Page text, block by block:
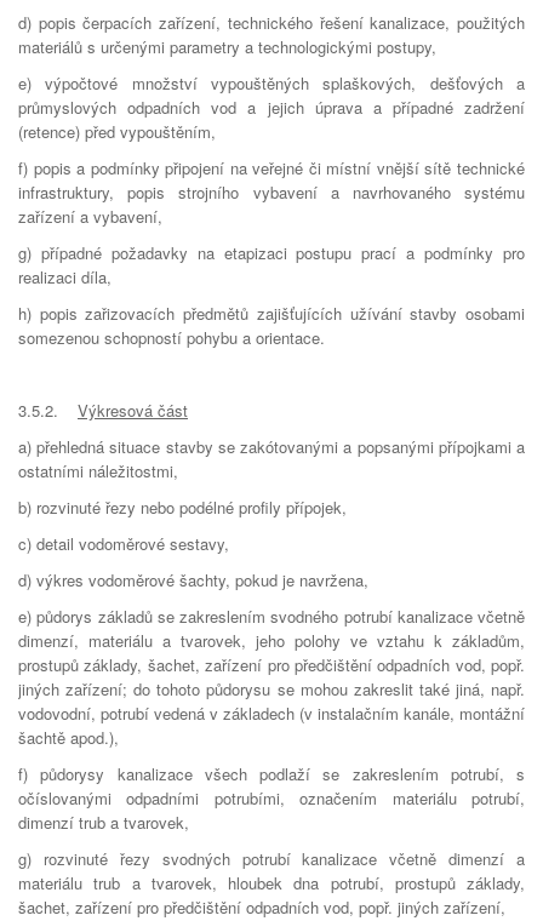
d) popis čerpacích zařízení, technického řešení kanalizace, použitých
materiálů s určenými parametry a technologickými postupy,
e) výpočtové množství vypouštěných splaškových, dešťových a
průmyslových odpadních vod a jejich úprava a případné zadržení
(retence) před vypouštěním,
f) popis a podmínky připojení na veřejné či místní vnější sítě technické
infrastruktury, popis strojního vybavení a navrhovaného systému
zařízení a vybavení,
g) případné požadavky na etapizaci postupu prací a podmínky pro
realizaci díla,
h) popis zařizovacích předmětů zajišťujících užívání stavby osobami
somezenou schopností pohybu a orientace.
3.5.2. Výkresová část
a) přehledná situace stavby se zakótovanými a popsanými přípojkami a
ostatními náležitostmi,
b) rozvinuté řezy nebo podélné profily přípojek,
c) detail vodoměrové sestavy,
d) výkres vodoměrové šachty, pokud je navržena,
e) půdorys základů se zakreslením svodného potrubí kanalizace včetně
dimenzí, materiálu a tvarovek, jeho polohy ve vztahu k základům,
prostupů základy, šachet, zařízení pro předčištění odpadních vod, popř.
jiných zařízení; do tohoto půdorysu se mohou zakreslit také jiná, např.
vodovodní, potrubí vedená v základech (v instalačním kanále, montážní
šachtě apod.),
f) půdorysy kanalizace všech podlaží se zakreslením potrubí, s
očíslovanými odpadními potrubími, označením materiálu potrubí,
dimenzí trub a tvarovek,
g) rozvinuté řezy svodných potrubí kanalizace včetně dimenzí a
materiálu trub a tvarovek, hloubek dna potrubí, prostupů základy,
šachet, zařízení pro předčištění odpadních vod, popř. jiných zařízení,